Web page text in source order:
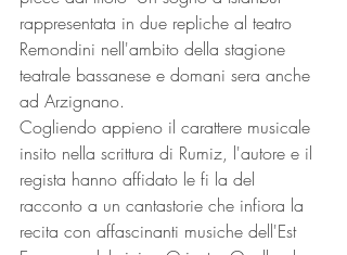
rappresentata in due repliche al teatro
Remondini nell'ambito della stagione
teatrale bassanese e domani sera anche
ad Arzignano.
Cogliendo appieno il carattere musicale
insito nella scrittura di Rumiz, l'autore e il
regista hanno affidato le fi la del
racconto a un cantastorie che infiora la
recita con affascinanti musiche dell'Est